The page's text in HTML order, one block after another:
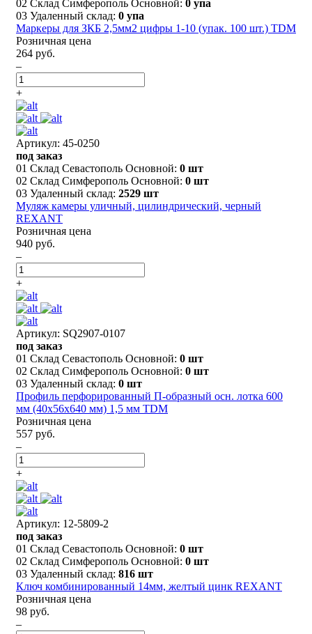
02 Склад Симферополь Основной: 0 упа
03 Удаленный склад: 0 упа
Маркеры для ЗКБ 2,5мм2 цифры 1-10 (упак. 100 шт.) TDM
Розничная цена
264 руб.
–
+
Артикул: 45-0250
под заказ
01 Склад Севастополь Основной: 0 шт
02 Склад Симферополь Основной: 0 шт
03 Удаленный склад: 2529 шт
Муляж камеры уличный, цилиндрический, черный
REXANT
Розничная цена
940 руб.
–
+
Артикул: SQ2907-0107
под заказ
01 Склад Севастополь Основной: 0 шт
02 Склад Симферополь Основной: 0 шт
03 Удаленный склад: 0 шт
Профиль перфорированный П-образный осн. лотка 600
мм (40х56х640 мм) 1,5 мм TDM
Розничная цена
557 руб.
–
+
Артикул: 12-5809-2
под заказ
01 Склад Севастополь Основной: 0 шт
02 Склад Симферополь Основной: 0 шт
03 Удаленный склад: 816 шт
Ключ комбинированный 14мм, желтый цинк REXANT
Розничная цена
98 руб.
–